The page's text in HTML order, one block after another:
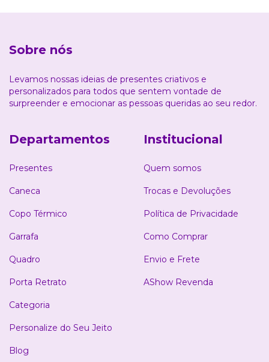
Sobre nós
Levamos nossas ideias de presentes criativos e
personalizados para todos que sentem vontade de
surpreender e emocionar as pessoas queridas ao seu redor.
Departamentos
Presentes
Caneca
Copo Térmico
Garrafa
Quadro
Porta Retrato
Categoria
Personalize do Seu Jeito
Blog
Institucional
Quem somos
Trocas e Devoluções
Política de Privacidade
Como Comprar
Envio e Frete
AShow Revenda